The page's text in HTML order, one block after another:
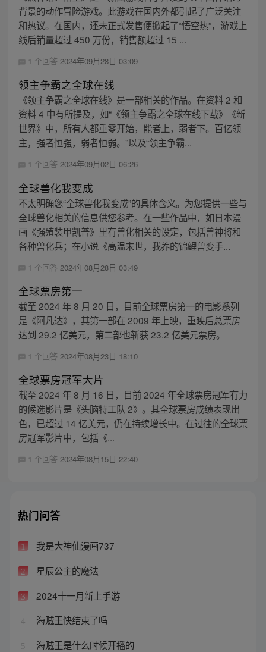
背景的动作冒险游戏。此游戏在国内外都引起了广泛关注
和热议。在国内，还未正式发售便掀起了“悟空热”，游戏上
线后销量超过 450 万份，销售额超过 15 ...
1 个回答 2024年09月28日 03:09
领主争霸之全球在线
《领主争霸之全球在线》是一部相关的作品。在资料 2 和
资料 4 中有所提及，如“《领主争霸之全球在线下载》《新
世界》中，所有人都重零开始，能者上，弱者下。百亿领
主，强者恒强，弱者恒弱。”以及“领主争霸...
1 个回答 2024年09月02日 06:26
全球兽化我变成
不太明确您“全球兽化我变成”的具体含义。为您提供一些与
全球兽化相关的信息供您参考。在一些作品中，如日本漫
画《强殖装甲凯普》里有兽化相关的设定，包括兽神将和
各种兽化兵；在小说《高温末世，我养的锦鲤兽变手...
1 个回答 2024年08月28日 03:49
全球票房第一
截至 2024 年 8 月 20 日，目前全球票房第一的电影系列
是《阿凡达》，其第一部在 2009 年上映，重映后总票房
达到 29.2 亿美元，第二部也斩获 23.2 亿美元票房。
1 个回答 2024年08月23日 18:10
全球票房冠军大片
截至 2024 年 8 月 16 日，目前 2024 年全球票房冠军有力
的候选影片是《头脑特工队 2》。其全球票房成绩表现出
色，已超过 14 亿美元，仍在持续增长中。在过往的全球票
房冠军影片中，包括《...
1 个回答 2024年08月15日 22:40
热门问答
1 我是大神仙漫画737
2 星辰公主的魔法
3 2024十一月新上手游
4 海贼王快结束了吗
5 海贼王是什么时候开播的